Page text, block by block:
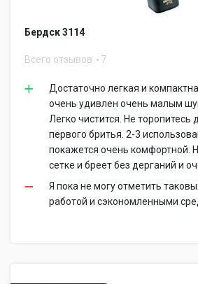
Бердск 3114
Всего отзывов 7
Достаточно легкая и
очень удивлен очень малым
Легко чистится. Не торопитесь
первого бритья. 2-3
покажется очень комфортной.
сетке и бреет без дерганий и
Я пока не могу отметить
работой и сэкономленными